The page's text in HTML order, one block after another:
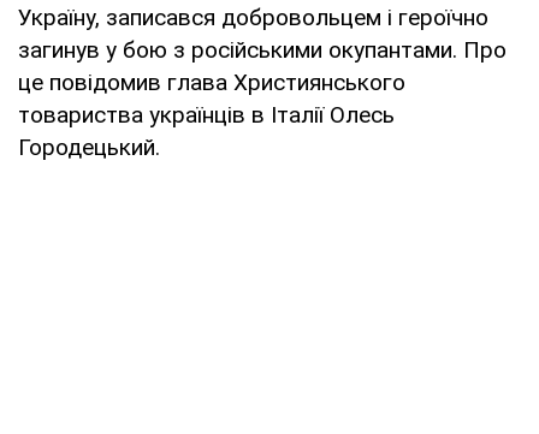
Україну, записався добровольцем і героїчно
загинув у бою з російськими окупантами. Про
це повідомив глава Християнського
товариства українців в Італії Олесь
Городецький.